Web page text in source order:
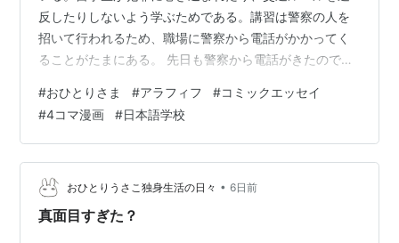
反したりしないよう学ぶためである。講習は警察の人を
招いて行われるため、職場に警察から電話がかかってく
ることがたまにある。 先日も警察から電話がきたので、
が、言った後に何か違う…と思った。相手の人も挨拶を
返してこなかったので、「いや、決していつも警察にお
世話になっているわけじゃ…」と説明したくなった。 普
通の会社では警察とのお付き合いは滅多にないと思うの
で、何と言うべきなのかは良くわからない。仕事上の関
係なのだから「お世話になっています」でも良いの…
#おひとりさま #アラフィフ #コミックエッセイ
#4コマ漫画 #日本語学校
おひとりうさこ独身生活の日々 • 6日前
真面目すぎた？